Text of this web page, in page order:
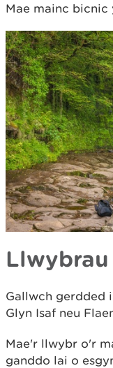
Mae mainc bicnic
Gallwch gerdded
Glyn Isaf neu
Mae'r llwybr o'r
ganddo lai o